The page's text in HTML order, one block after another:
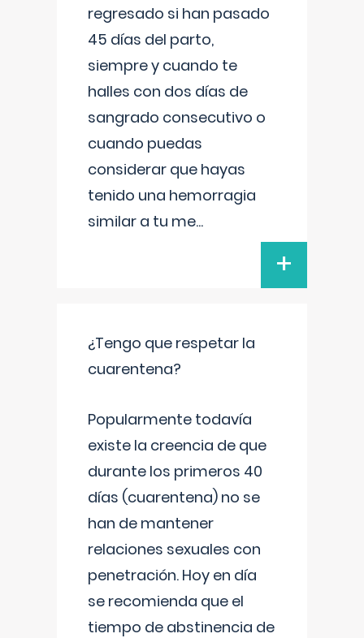
regresado si han pasado
45 días del parto,
siempre y cuando te
halles con dos días de
sangrado consecutivo o
cuando puedas
considerar que hayas
tenido una hemorragia
similar a tu me...
+
¿Tengo que respetar la
cuarentena?
Popularmente todavía
existe la creencia de que
durante los primeros 40
días (cuarentena) no se
han de mantener
relaciones sexuales con
penetración. Hoy en día
se recomienda que el
tiempo de abstinencia de